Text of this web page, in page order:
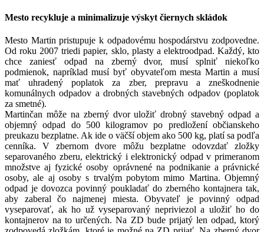
Mesto recykluje a minimalizuje výskyt čiernych skládok
Mesto Martin pristupuje k odpadovému hospodárstvu zodpovedne.
Od roku 2007 triedi papier, sklo, plasty a elektroodpad. Každý, kto
chce zaniesť odpad na zberný dvor, musí splniť niekoľko
podmienok, napríklad musí byť obyvateľom mesta Martin a musí
mať uhradený poplatok za zber, prepravu a zneškodnenie
komunálnych odpadov a drobných stavebných odpadov (poplatok
za smetné).
Martinčan môže na zberný dvor uložiť drobný stavebný odpad a
objemný odpad do 500 kilogramov po predložení občianskeho
preukazu bezplatne. Ak ide o väčší objem ako 500 kg, platí sa podľa
cenníka. V zbernom dvore môžu bezplatne odovzdať zložky
separovaného zberu, elektrický i elektronický odpad v primeranom
množstve aj fyzické osoby oprávnené na podnikanie a právnické
osoby, ale aj osoby s trvalým pobytom mimo Martina. Objemný
odpad je dovozca povinný poukladať do zberného kontajnera tak,
aby zaberal čo najmenej miesta. Obyvateľ je povinný odpad
vyseparovať, ak ho už vyseparovaný nepriviezol a uložiť ho do
kontajnerov na to určených. Na ZD bude prijatý len odpad, ktorý